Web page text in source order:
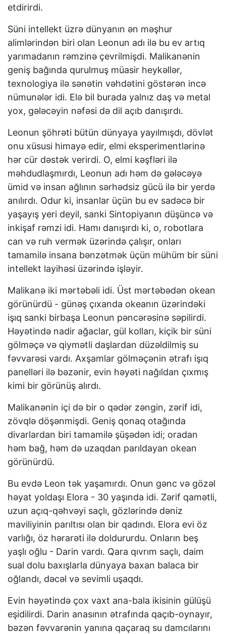
etdirirdi.
Süni intellekt üzrə dünyanın ən məşhur
alimlərindən biri olan Leonun adı ilə bu ev artıq
yarımadanın rəmzinə çevrilmişdi. Malikanənin
geniş bağında qurulmuş müasir heykəllər,
texnologiya ilə sənətin vəhdətini göstərən incə
nümunələr idi. Elə bil burada yalnız daş və metal
yox, gələcəyin nəfəsi də dil açıb danışırdı.
Leonun şöhrəti bütün dünyaya yayılmışdı, dövlət
onu xüsusi himayə edir, elmi eksperimentlərinə
hər cür dəstək verirdi. O, elmi kəşfləri ilə
məhdudlaşmırdı, Leonun adı həm də gələcəyə
ümid və insan ağlının sərhədsiz gücü ilə bir yerdə
anılırdı. Odur ki, insanlar üçün bu ev sadəcə bir
yaşayış yeri deyil, sanki Sintopiyanın düşüncə və
inkişaf rəmzi idi. Hamı danışırdı ki, o, robotlara
can və ruh vermək üzərində çalışır, onları
tamamilə insana bənzətmək üçün mühüm bir süni
intellekt layihəsi üzərində işləyir.
Malikanə iki mərtəbəli idi. Üst mərtəbədən okean
görünürdü - günəş çıxanda okeanın üzərindəki
işıq sanki birbaşa Leonun pəncərəsinə səpilirdi.
Həyətində nadir ağaclar, gül kolları, kiçik bir süni
gölməçə və qiymətli daşlardan düzəldilmiş su
fəvvarəsi vardı. Axşamlar gölməçənin ətrafı işıq
panelləri ilə bəzənir, evin həyəti nağıldan çıxmış
kimi bir görünüş alırdı.
Malikanənin içi də bir o qədər zəngin, zərif idi,
zövqlə döşənmişdi. Geniş qonaq otağında
divarlardan biri tamamilə şüşədən idi; oradan
həm bağ, həm də uzaqdan parıldayan okean
görünürdü.
Bu evdə Leon tək yaşamırdı. Onun gənc və gözəl
həyat yoldaşı Elora - 30 yaşında idi. Zərif qamətli,
uzun açıq-qəhvəyi saçlı, gözlərində dəniz
maviliyinin parıltısı olan bir qadındı. Elora evi öz
varlığı, öz hərarəti ilə doldururdu. Onların beş
yaşlı oğlu - Darin vardı. Qara qıvrım saçlı, daim
sual dolu baxışlarla dünyaya baxan balaca bir
oğlandı, dəcəl və sevimli uşaqdı.
Evin həyətində çox vaxt ana-bala ikisinin gülüşü
eşidilirdi. Darin anasının ətrafında qaçıb-oynayır,
bəzən fəvvarənin yanına qaçaraq su damcılarını